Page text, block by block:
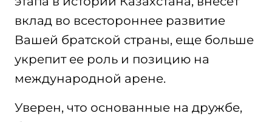
вклад во всестороннее развитие
Вашей братской страны, еще больше
укрепит ее роль и позицию на
международной арене.
Уверен, что основанные на дружбе,